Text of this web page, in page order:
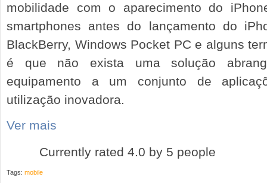
mobilidade com o aparecimento do
smartphones antes do lançamento do
BlackBerry, Windows Pocket PC e alguns
é que não exista uma solução
equipamento a um conjunto de
utilização inovadora.
Ver mais
Currently rated 4.0 by 5 people
Tags: mobile